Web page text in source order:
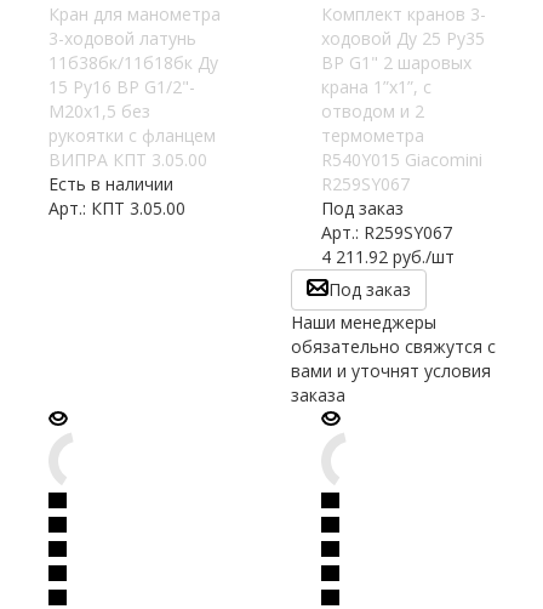
Кран для манометра
3-ходовой латунь
11б38бк/11б18бк Ду
15 Ру16 ВР G1/2"-
М20х1,5 без
рукоятки с фланцем
ВИПРА КПТ 3.05.00
Есть в наличии
Арт.: КПТ 3.05.00
Комплект кранов 3-
ходовой Ду 25 Ру35
ВР G1" 2 шаровых
крана 1”х1”, с
отводом и 2
термометра
R540Y015 Giacomini
R259SY067
Под заказ
Арт.: R259SY067
4 211.92 руб./шт
Под заказ
Наши менеджеры
обязательно свяжутся с
вами и уточнят условия
заказа